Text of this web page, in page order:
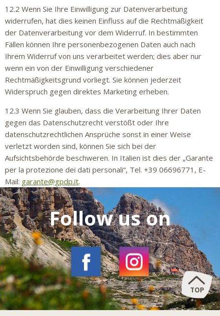
12.2 Wenn Sie Ihre Einwilligung zur Datenverarbeitung
widerrufen, hat dies keinen Einfluss auf die Rechtmäßigkeit
der Datenverarbeitung vor dem Widerruf. In bestimmten
Fällen können Ihre personenbezogenen Daten auch nach
Ihrem Widerruf von uns verarbeitet werden; dies aber nur
wenn ein von der Einwilligung verschiedener
Rechtmäßigkeitsgrund vorliegt. Sie können jederzeit
Widerspruch gegen direktes Marketing erheben.
12.3 Wenn Sie glauben, dass die Verarbeitung Ihrer Daten
gegen das Datenschutzrecht verstößt oder Ihre
datenschutzrechtlichen Ansprüche sonst in einer Weise
verletzt worden sind, können Sie sich bei der
Aufsichtsbehörde beschweren. In Italien ist dies der „Garante
per la protezione dei dati personali“, Tel. +39 06696771, E-
Mail: garante@gpdp.it.
Follow us on
TOP